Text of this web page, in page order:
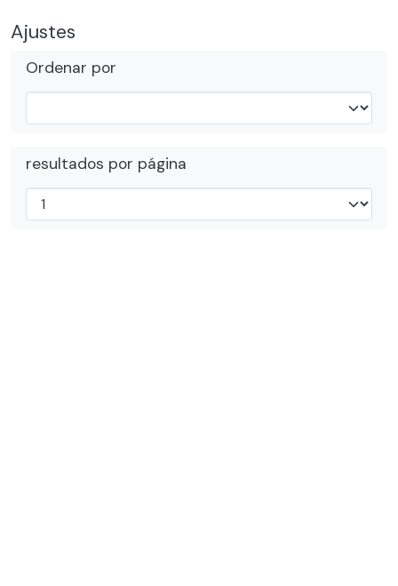
Ajustes
Ordenar por
resultados por página